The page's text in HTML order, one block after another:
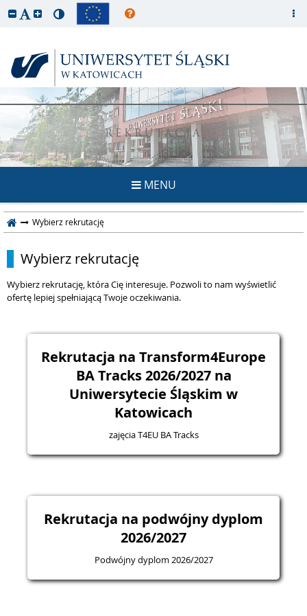
REKRUTACJA
MENU
Wybierz rekrutację
Wybierz rekrutację
Wybierz rekrutację, która Cię interesuje. Pozwoli to nam wyświetlić
ofertę lepiej spełniającą Twoje oczekiwania.
Rekrutacja na Transform4Europe
BA Tracks 2026/2027 na
Uniwersytecie Śląskim w
Katowicach
zajęcia T4EU BA Tracks
Rekrutacja na podwójny dyplom
2026/2027
Podwójny dyplom 2026/2027